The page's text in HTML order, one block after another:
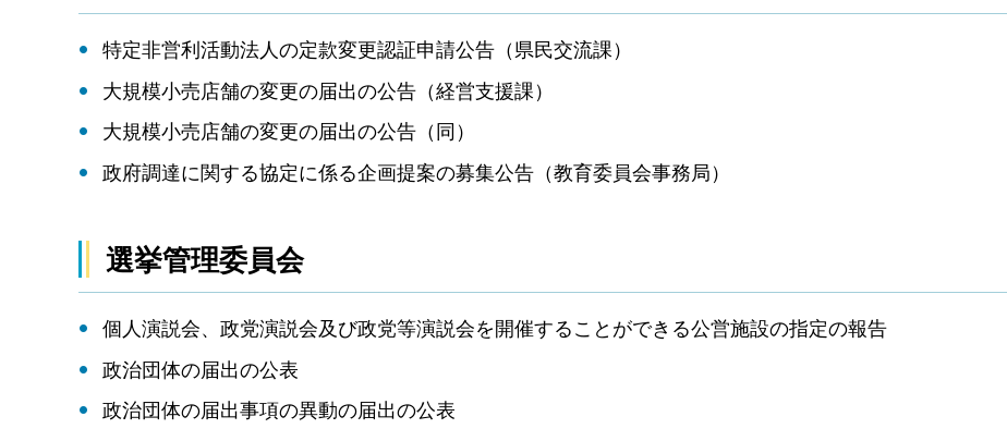
特定非営利活動法人の定款変更認証申請公告（県民交流課）
大規模小売店舗の変更の届出の公告（経営支援課）
大規模小売店舗の変更の届出の公告（同）
政府調達に関する協定に係る企画提案の募集公告（教育委員会事務局）
選挙管理委員会
個人演説会、政党演説会及び政党等演説会を開催することができる公営施設の指定の報告
政治団体の届出の公表
政治団体の届出事項の異動の届出の公表